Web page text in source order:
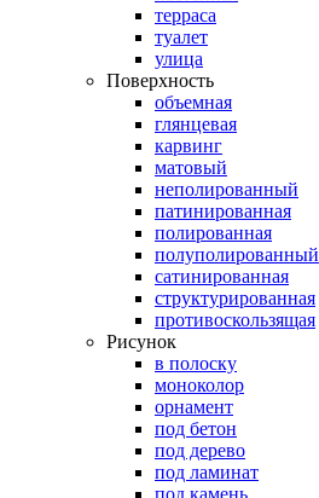
терраса
туалет
улица
Поверхность
объемная
глянцевая
карвинг
матовый
неполированный
патинированная
полированная
полуполированный
сатинированная
структурированная
противоскользящая
Рисунок
в полоску
моноколор
орнамент
под бетон
под дерево
под ламинат
под камень